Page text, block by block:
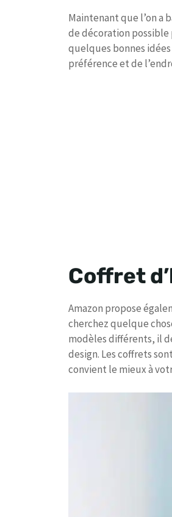
Maintenant que l’on a
de décoration
quelques bonnes
préférence et de
Coffret
Amazon propose
cherchez quelque
modèles différents, il
design. Les coffrets
convient le mieux à